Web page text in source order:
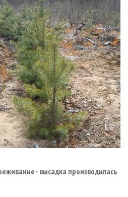
- высадка производилась